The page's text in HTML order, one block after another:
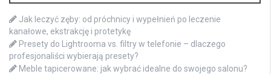
Jak leczyć zęby: od próchnicy i wypełnień po leczenie
kanałowe, ekstrakcję i protetykę
Presety do Lightrooma vs. filtry w telefonie – dlaczego
profesjonaliści wybierają presety?
Meble tapicerowane: jak wybrać idealne do swojego salonu?